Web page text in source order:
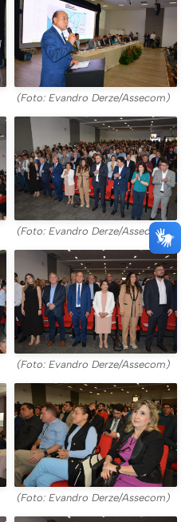
(Foto: Evandro Derze/Assecom)
(Foto: Evandro Derze/Assecom)
(Foto: Evandro Derze/Assecom)
(Foto: Evandro Derze/Assecom)